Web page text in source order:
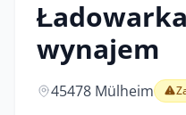
wynajem
45478 Mülheim